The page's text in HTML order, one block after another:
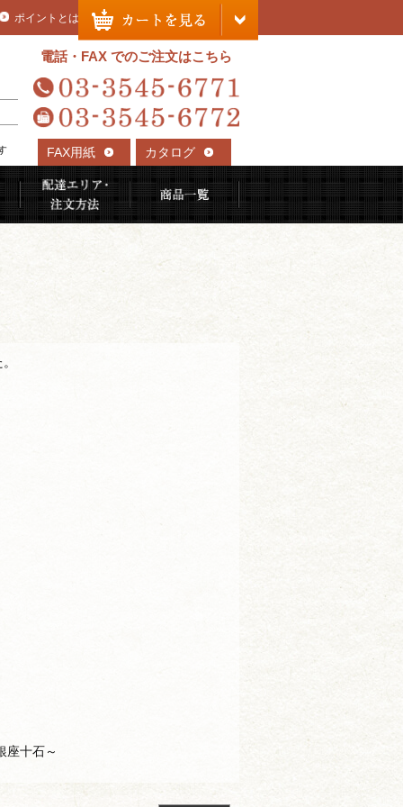
ポイントとは
電話・FAX でのご注文はこちら
FAX用紙 カタログ
る理由
ご利用用途から選ぶ 配達エリア・注文方法商品一覧
座十石～